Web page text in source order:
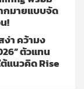
กมายแบบจัด
!
า คว้ามง
ตัวแทน
แนวคิด Rise